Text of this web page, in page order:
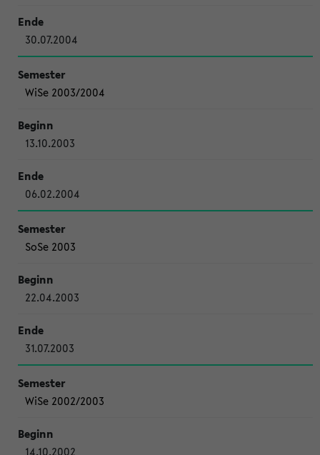
30.07.2004
WiSe 2003/2004
13.10.2003
06.02.2004
SoSe 2003
22.04.2003
31.07.2003
WiSe 2002/2003
14.10.2002